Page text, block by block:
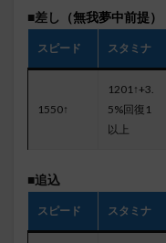
■差し （無我夢中前提）
スピード スタミナ
1550↑
1201↑+3.
5%回復1
以上
■追込
スピード スタミナ